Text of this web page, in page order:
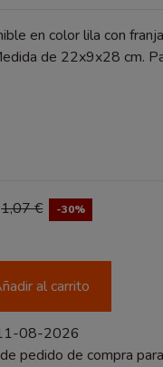
en color lila con
de 22x9x28 cm.
1,07 € -30%
al carrito
08-2026
pedido de compra